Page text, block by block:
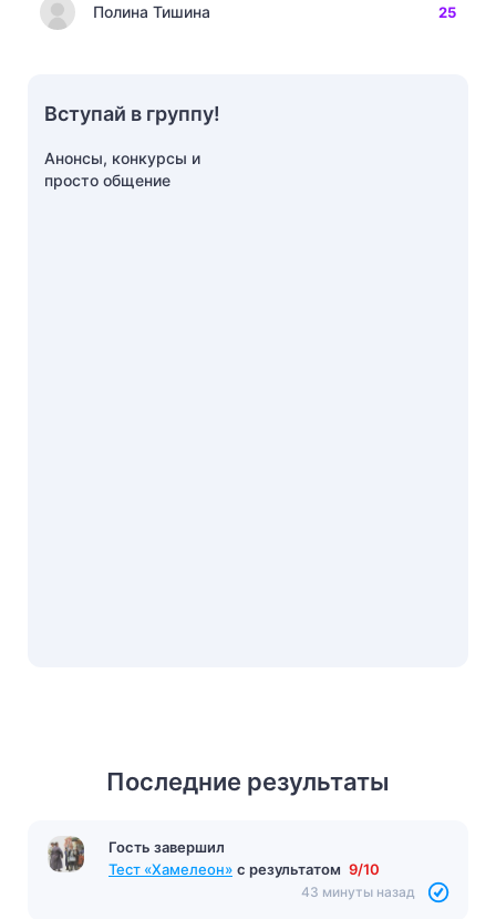
Последние результаты
Гость завершил
Тест «Хамелеон» с результатом 9/10
43 минуты назад
Полина Тишина 25
Вступай в группу!
Анонсы, конкурсы и
просто общение